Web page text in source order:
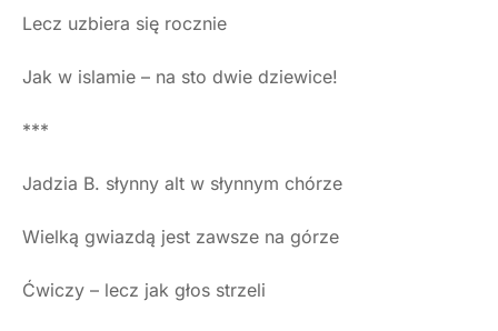
Lecz uzbiera się rocznie
Jak w islamie – na sto dwie dziewice!
***
Jadzia B. słynny alt w słynnym chórze
Wielką gwiazdą jest zawsze na górze
Ćwiczy – lecz jak głos strzeli